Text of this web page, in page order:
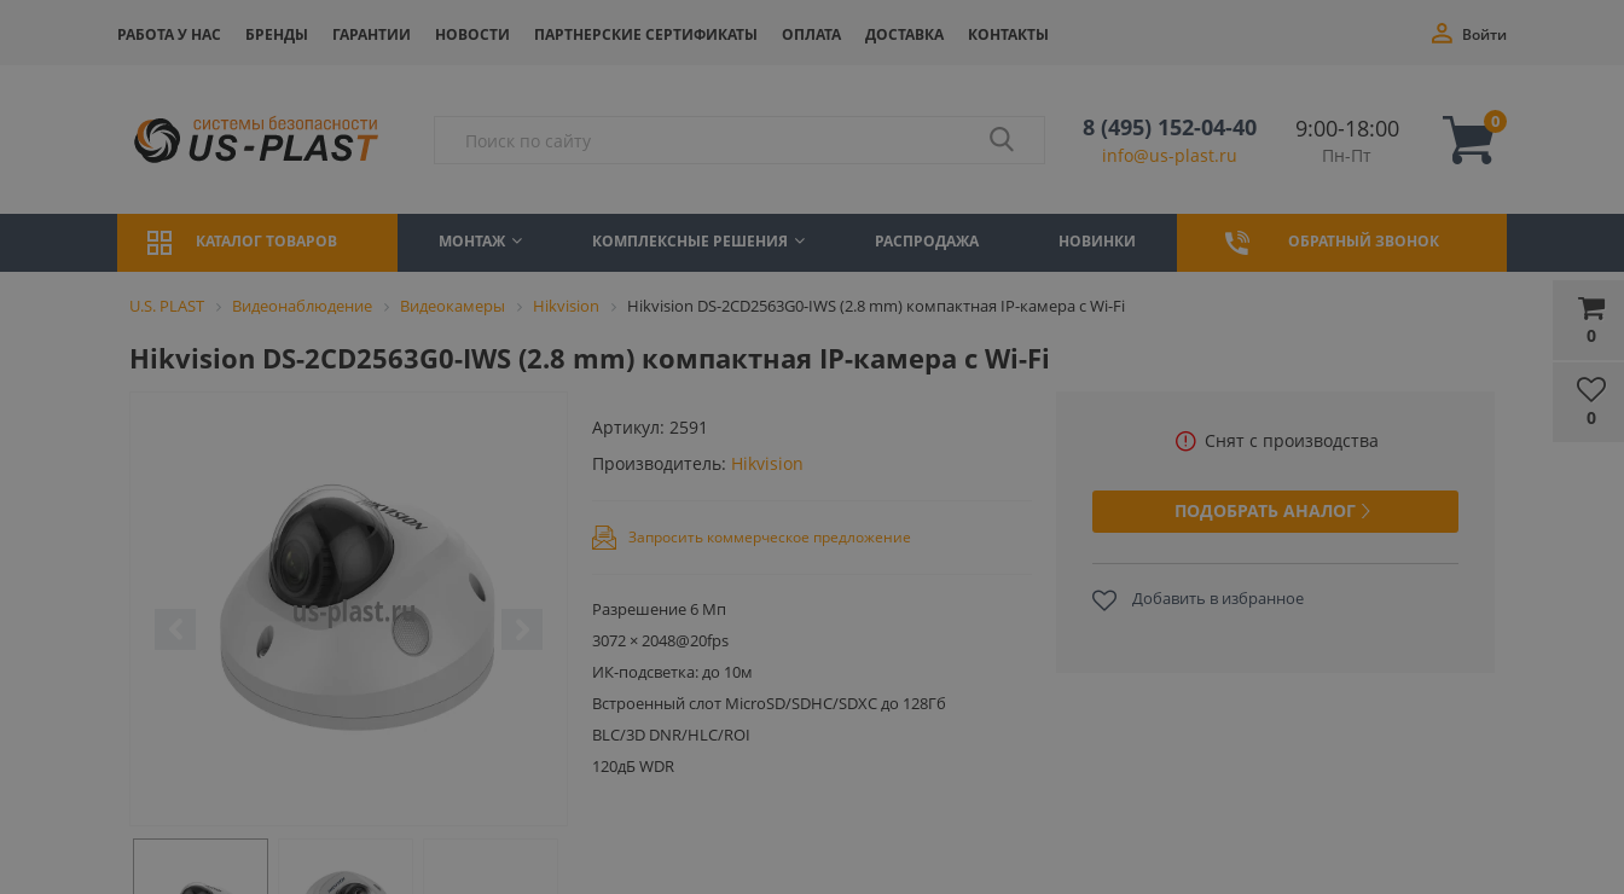
РАБОТА У НАС БРЕНДЫ ГАРАНТИИ НОВОСТИ ПАРТНЕРСКИЕ СЕРТИФИКАТЫ ОПЛАТА ДОСТАВКА КОНТАКТЫ
0
0
Войти
8 (495) 152-04-40
info@us-plast.ru
9:00-18:00
Пн-Пт
0
КАТАЛОГ ТОВАРОВ МОНТАЖ КОМПЛЕКСНЫЕ РЕШЕНИЯ РАСПРОДАЖА НОВИНКИ ОБРАТНЫЙ ЗВОНОК
U.S. PLAST Видеонаблюдение Видеокамеры Hikvision Hikvision DS-2CD2563G0-IWS (2.8 mm) компактная IP-камера с Wi-Fi
Hikvision DS-2CD2563G0-IWS (2.8 mm) компактная IP-камера с Wi-Fi
Артикул: 2591
Производитель: Hikvision
Запросить коммерческое предложение
Разрешение 6 Мп
3072 × 2048@20fps
ИК-подсветка: до 10м
Встроенный слот MicroSD/SDHC/SDXC до 128Гб
BLC/3D DNR/HLC/ROI
120дБ WDR
Снят с производства
ПОДОБРАТЬ АНАЛОГ
Добавить в избранное